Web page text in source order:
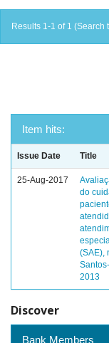
Results 1-1 of 1 (Search
Item hits:
Issue Date Title
25-Aug-2017
do
(SAE),
2013
Discover
Bank Members